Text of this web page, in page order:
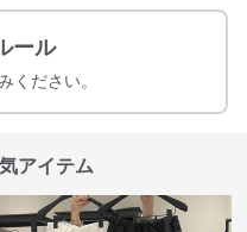
ール
ください。
アイテム